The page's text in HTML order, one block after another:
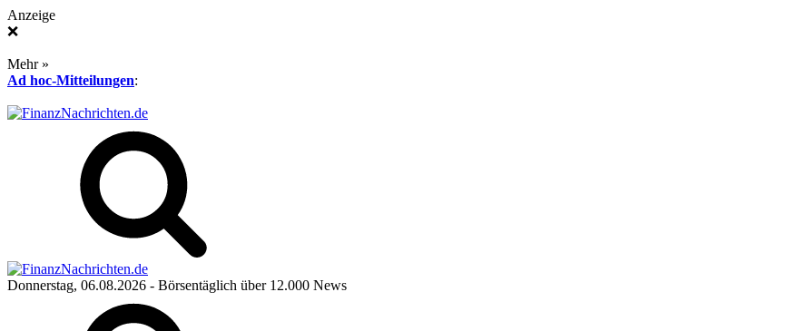
Anzeige
❌
Mehr »
Ad hoc-Mitteilungen:
Donnerstag, 06.08.2026 - Börsentäglich über 12.000 News